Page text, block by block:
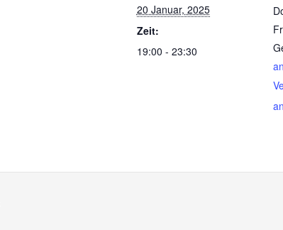
20 Januar, 2025
Zeit:
19:00 - 23:30